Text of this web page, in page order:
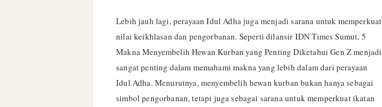
Lebih jauh lagi, perayaan Idul Adha juga menjadi sarana untuk memperkuat
nilai keikhlasan dan pengorbanan. Seperti dilansir IDN Times Sumut, 5
Makna Menyembelih Hewan Kurban yang Penting Diketahui Gen Z menjadi
sangat penting dalam memahami makna yang lebih dalam dari perayaan
Idul Adha. Menurutnya, menyembelih hewan kurban bukan hanya sebagai
simbol pengorbanan, tetapi juga sebagai sarana untuk memperkuat ikatan